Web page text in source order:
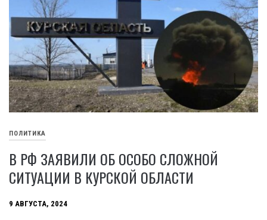
ПОЛИТИКА
В РФ ЗАЯВИЛИ ОБ ОСОБО СЛОЖНОЙ
СИТУАЦИИ В КУРСКОЙ ОБЛАСТИ
9 АВГУСТА, 2024